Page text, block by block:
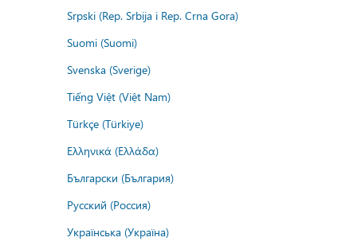
Srpski (Rep. Srbija i Rep. Crna Gora)
Suomi (Suomi)
Svenska (Sverige)
Tiếng Việt (Việt Nam)
Türkçe (Türkiye)
Ελληνικά (Ελλάδα)
Български (България)
Русский (Россия)
Українська (Україна)